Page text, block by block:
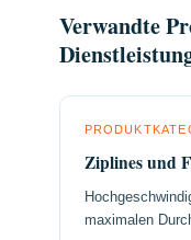
Verwandte
Ziplines und
maximalen